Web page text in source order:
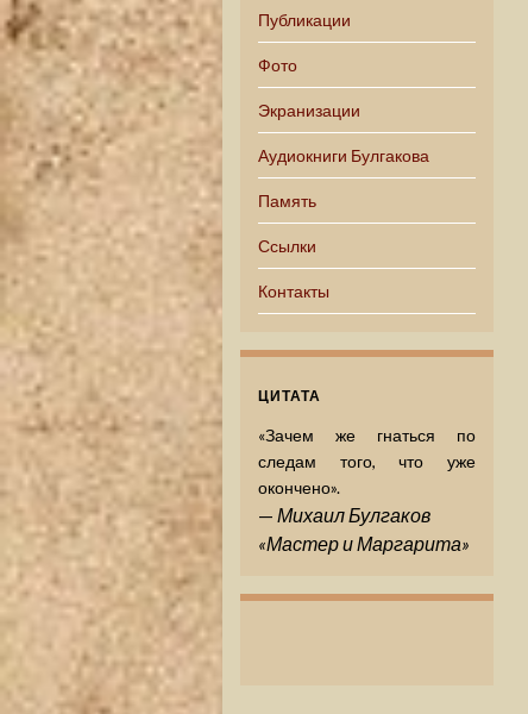
Публикации
Фото
Экранизации
Аудиокниги Булгакова
Память
Ссылки
Контакты
ЦИТАТА
«Зачем же гнаться по
следам того, что уже
окончено».
— Михаил Булгаков
«Мастер и Маргарита»